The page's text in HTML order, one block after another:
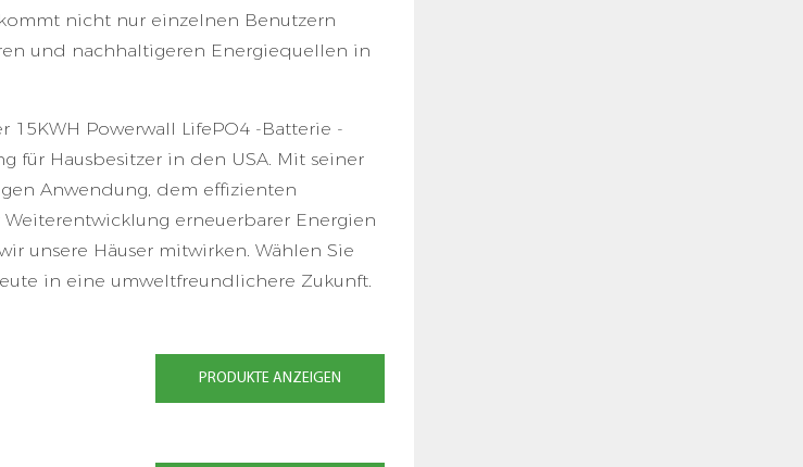
nicht nur einzelnen Benutzern
und nachhaltigeren Energiequellen in
15KWH Powerwall LifePO4 -Batterie -
für Hausbesitzer in den USA. Mit seiner
Anwendung, dem effizienten
erneuerbarer Energien
unsere Häuser mitwirken. Wählen Sie
in eine umweltfreundlichere Zukunft.
PRODUKTE ANZEIGEN